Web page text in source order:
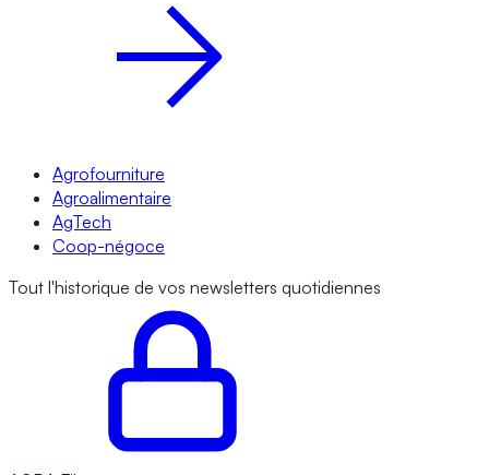
Agrofourniture
Agroalimentaire
AgTech
Coop-négoce
Tout l'historique de vos newsletters quotidiennes